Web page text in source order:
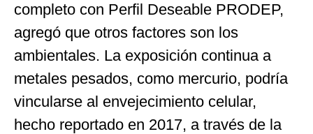
completo con Perfil Deseable PRODEP,
agregó que otros factores son los
ambientales. La exposición continua a
metales pesados, como mercurio, podría
vincularse al envejecimiento celular,
hecho reportado en 2017, a través de la